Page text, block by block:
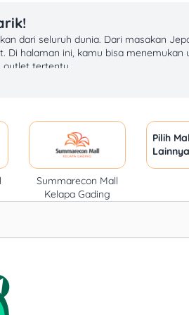
dari seluruh dunia. Dari masakan
Di halaman ini, kamu bisa menemukan
outlet tertentu.
lezat dengan harga lebih terjangkau.
untuk pendaftaran kelas secara
DANA. QRIS juga tersedia untuk
untuk pembayaran kelas.
Setiap kelas memasak
Summarecon Mall
Kelapa Gading
Pilih
Lainnya